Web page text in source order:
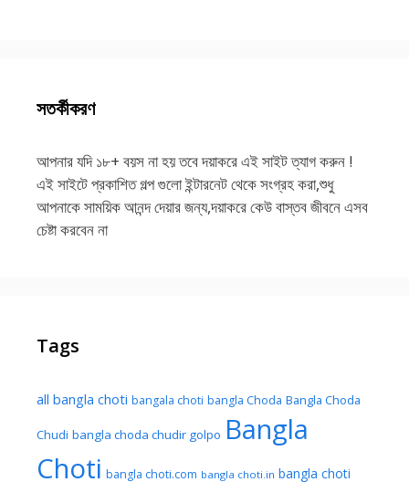
সতর্কীকরণ
আপনার যদি ১৮+ বয়স না হয় তবে দয়াকরে এই সাইট ত্যাগ করুন !
এই সাইটে প্রকাশিত গল্প গুলো ইন্টারনেট থেকে সংগ্রহ করা,শুধু
আপনাকে সাময়িক আনন্দ দেয়ার জন্য,দয়াকরে কেউ বাস্তব জীবনে এসব
চেষ্টা করবেন না
Tags
all bangla choti bangala choti bangla Choda Bangla Choda
Chudi bangla choda chudir golpo Bangla
Choti bangla choti.com bangla choti.in bangla choti